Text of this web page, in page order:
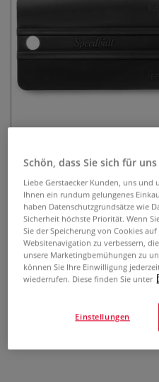
Speedball®
cm , schwarz
0
schwarzem Kunststoff mit
Schön, dass Sie sich für
Liebe Gerstaecker Kunden, uns und
Ihnen ein rundum gelungenes
haben Datenschutzgrundsätze wie
Sicherheit höchste Priorität. Wenn
Sie der Speicherung von Cookies
Websitenavigation zu verbessern,
unsere Marketingbemühungen zu
können Sie Ihre Einwilligung
wiederrufen. Diese finden Sie unter
Einstellungen